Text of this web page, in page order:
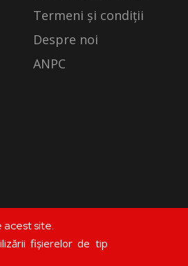
Termeni și condiții
Despre noi
ANPC
site.
fișierelor de tip